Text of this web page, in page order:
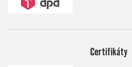
Certifikáty